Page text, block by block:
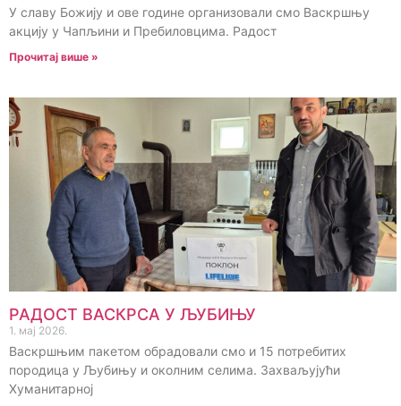
У славу Божију и ове године организовали смо Васкршњу
акцију у Чапљини и Пребиловцима. Радост
Прочитај више »
РАДОСТ ВАСКРСА У ЉУБИЊУ
1. мај 2026.
Васкршњим пакетом обрадовали смо и 15 потребитих
породица у Љубињу и околним селима. Захваљујући
Хуманитарној